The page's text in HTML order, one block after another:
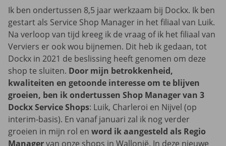
Ik ben ondertussen 8,5 jaar werkzaam bij Dockx. Ik ben
gestart als Service Shop Manager in het filiaal van Luik.
Na verloop van tijd kreeg ik de vraag of ik het filiaal van
Verviers er ook wou bijnemen. Dit heb ik gedaan, tot
Dockx in 2021 de beslissing heeft genomen om deze
shop te sluiten. Door mijn betrokkenheid,
kwaliteiten en getoonde interesse om te blijven
groeien, ben ik ondertussen Shop Manager van 3
Dockx Service Shops: Luik, Charleroi en Nijvel (op
interim-basis). En vanaf januari zal ik nog verder
groeien in mijn rol en word ik aangesteld als Regio
Managervan onze shops in Wallonië. In deze nieuwe